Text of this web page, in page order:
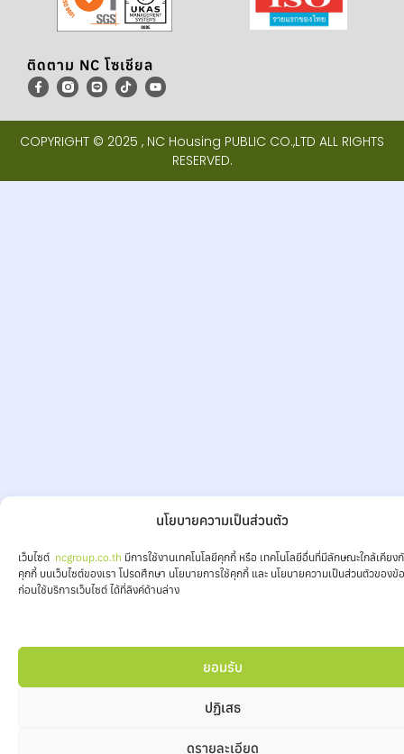
นโยบายความเป็นส่วนตัว
เว็บไซต์ ncgroup.co.th มีการใช้งานเทคโนโลยีคุกกี้ หรือ เทคโนโลยีอื่นที่มีลักษณะใกล้เคียง
คุกกี้ บนเว็บไซต์ของเรา โปรดศึกษา นโยบายการใช้คุกกี้ และ นโยบายความเป็นส่วนตัวของข้
ก่อนใช้บริการเว็บไซต์ ได้ที่ลิงค์ด้านล่าง
ยอมรับ
ปฏิเสธ
ดูรายละเอียด
ติดตาม NC โซเชียล
COPYRIGHT © 2025 , NC Housing PUBLIC CO.,LTD ALL RIGHTS
RESERVED.